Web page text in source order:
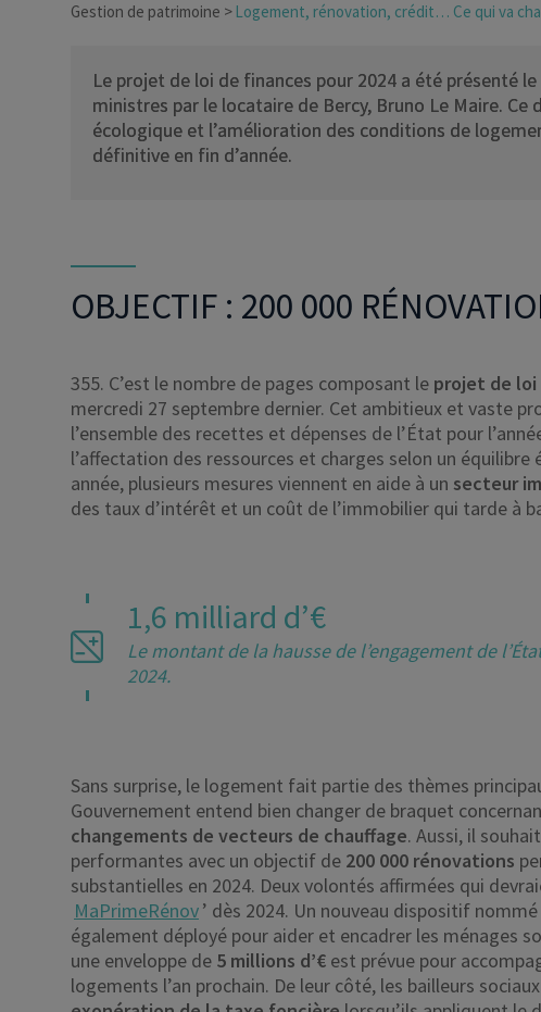
Gestion de patrimoine Logement, rénovation, crédit… Ce qui va
Le projet de loi de finances pour 2024 a été présenté
ministres par le locataire de Bercy, Bruno Le Maire.
écologique et l’amélioration des conditions de
définitive en fin d’année.
OBJECTIF : 200 000
355. C’est le nombre de pages composant le projet de loi
mercredi 27 septembre dernier. Cet ambitieux et vaste
l’ensemble des recettes et dépenses de l’État pour
l’affectation des ressources et charges selon un
année, plusieurs mesures viennent en aide à un secteur
des taux d’intérêt et un coût de l’immobilier qui tarde à
1,6 milliard d’€
Le montant de la hausse de l’engagement de
2024.
Sans surprise, le logement fait partie des thèmes
Gouvernement entend bien changer de braquet
changements de vecteurs de chauffage. Aussi, il
performantes avec un objectif de 200 000 rénovations
substantielles en 2024. Deux volontés affirmées qui
MaPrimeRénov’ dès 2024. Un nouveau dispositif nommé
également déployé pour aider et encadrer les ménages
une enveloppe de 5 millions d’€ est prévue pour
logements l’an prochain. De leur côté, les bailleurs